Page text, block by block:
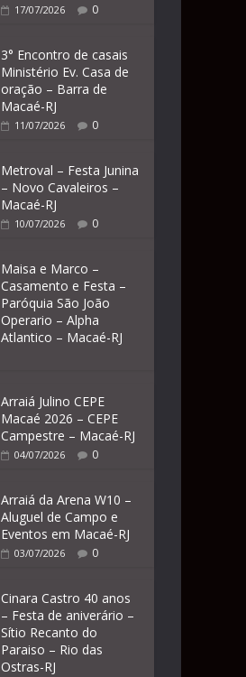
17/07/2026 0
3° Encontro de casais
Ministério Ev. Casa de
oração – Barra de
Macaé-RJ
11/07/2026 0
Metroval – Festa Junina
– Novo Cavaleiros –
Macaé-RJ
10/07/2026 0
Maisa e Marco –
Casamento e Festa –
Paróquia São João
Operario – Alpha
Atlantico – Macaé-RJ
Arraiá Julino CEPE
Macaé 2026 – CEPE
Campestre – Macaé-RJ
04/07/2026 0
Arraiá da Arena W10 –
Aluguel de Campo e
Eventos em Macaé-RJ
03/07/2026 0
Cinara Castro 40 anos
– Festa de aniverário –
Sítio Recanto do
Paraiso – Rio das
Ostras-RJ